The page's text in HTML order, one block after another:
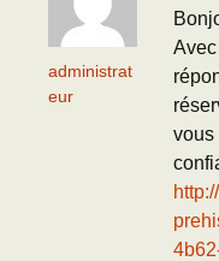
administrat
eur
vous